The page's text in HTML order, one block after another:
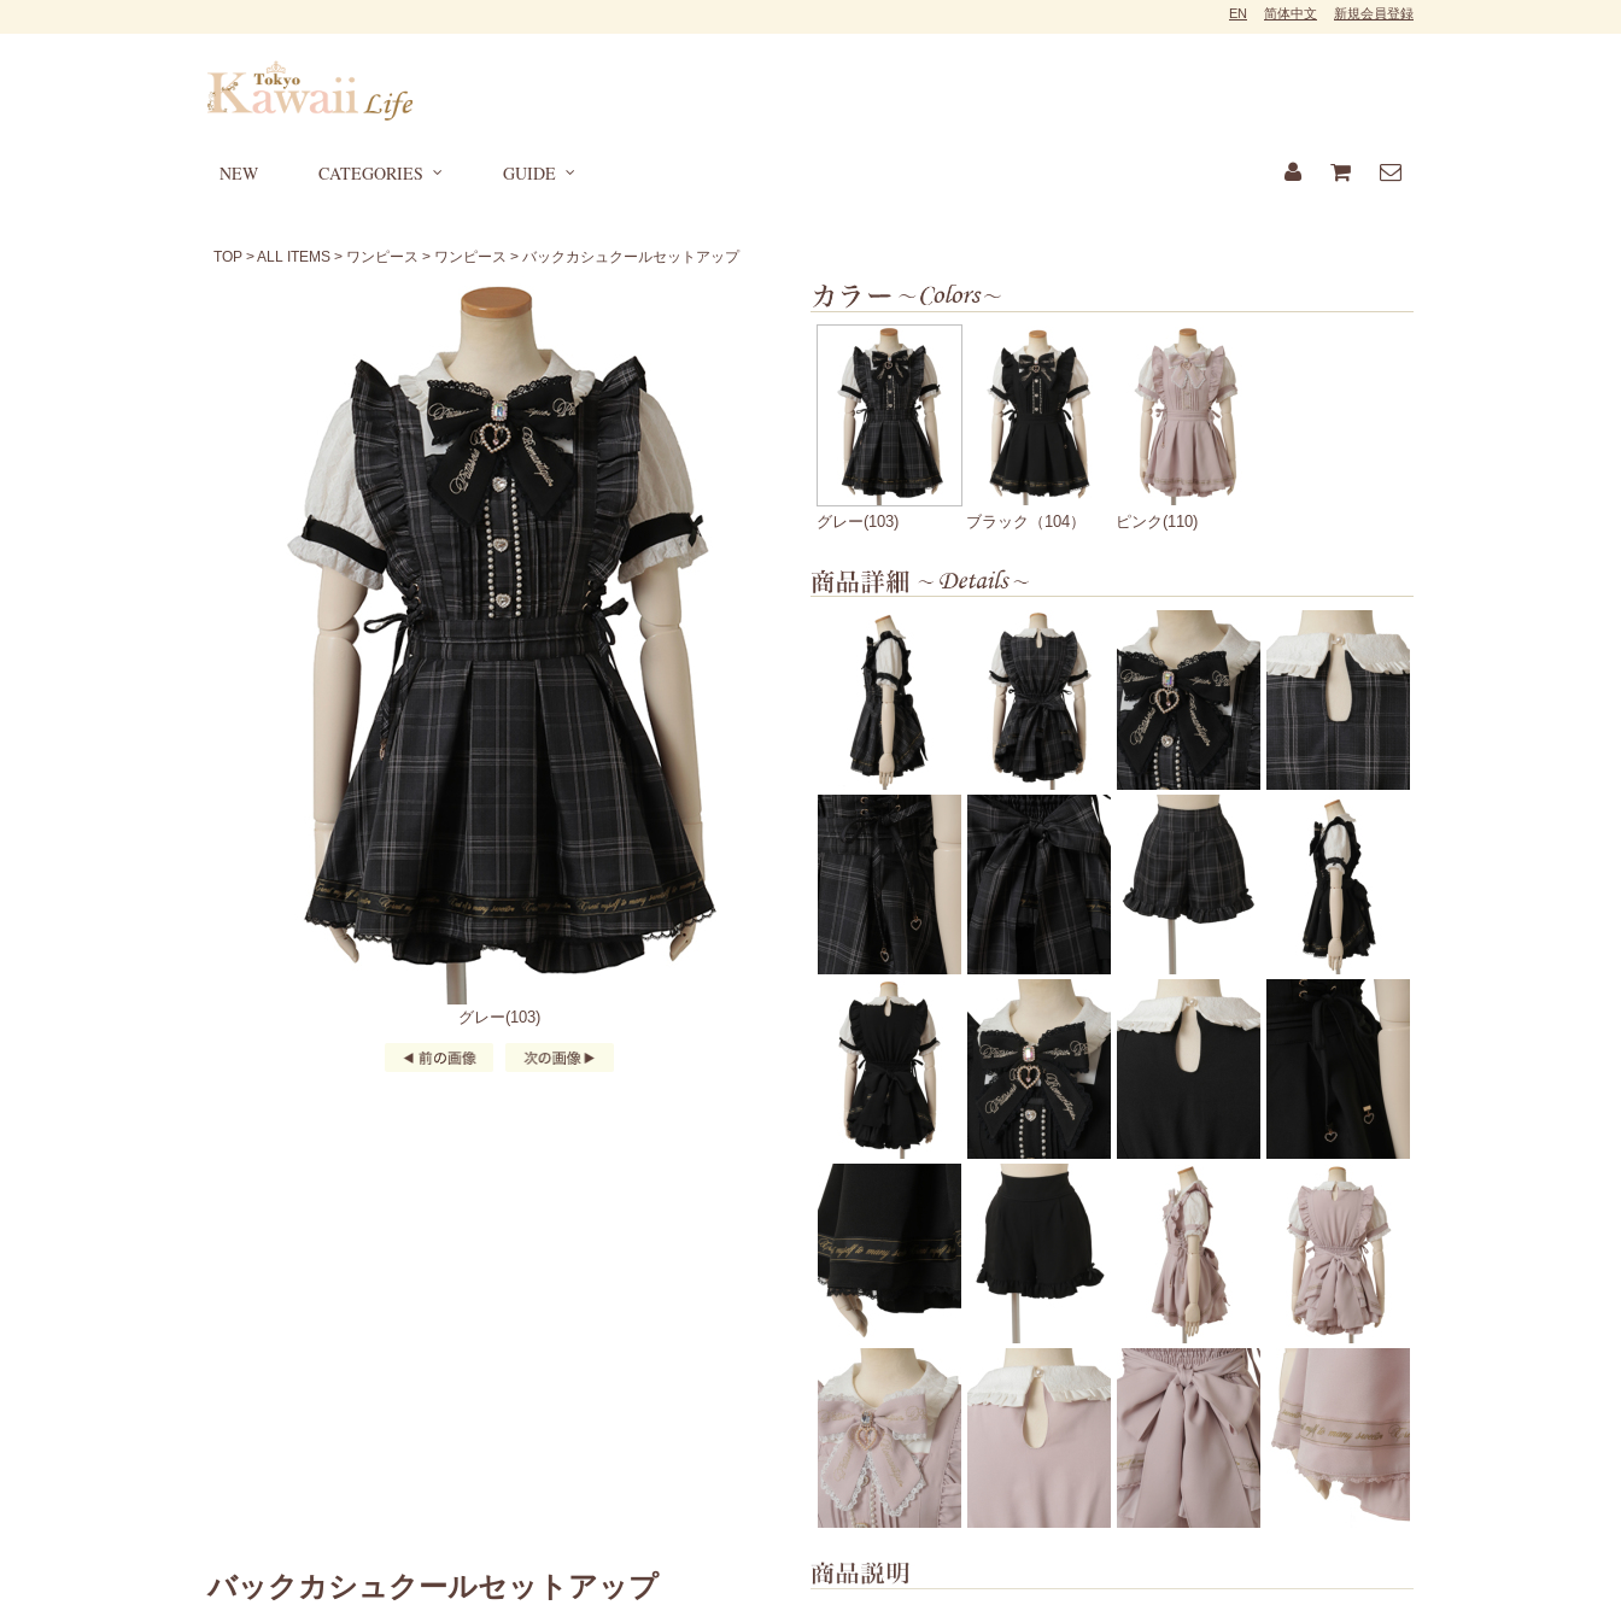
EN 简体中文 新規会員登録
NEW CATEGORIES GUIDE
TOP >ALL ITEMS > ワンピース > ワンピース > バックカシュクールセットアップ
グレー(103) ブラック（104） ピンク(110)
グレー(103)
バックカシュクールセットアップ